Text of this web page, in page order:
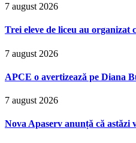
7 august 2026
Trei eleve de liceu au organizat
7 august 2026
APCE o avertizează pe Diana
7 august 2026
Nova Apaserv anunță că astăzi